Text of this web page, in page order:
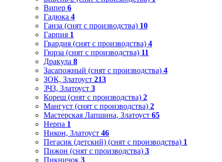
Випер 6
Гадюка 4
Ганза (снят с производства) 10
Гарпия 1
Гвардия (снят с производства) 4
Гюрза (снят с производства) 11
Дракула 8
Засапожный (снят с производства) 4
ЗОК, Златоуст 213
ЗЧЗ, Златоуст 3
Кореш (снят с производства) 2
Мангуст (снят с производства) 2
Мастерская Лапшина, Златоуст 65
Нерпа 1
Никон, Златоуст 46
Пегасик (детский) (снят с производства) 1
Пижон (снят с производства) 3
Пикничок 3